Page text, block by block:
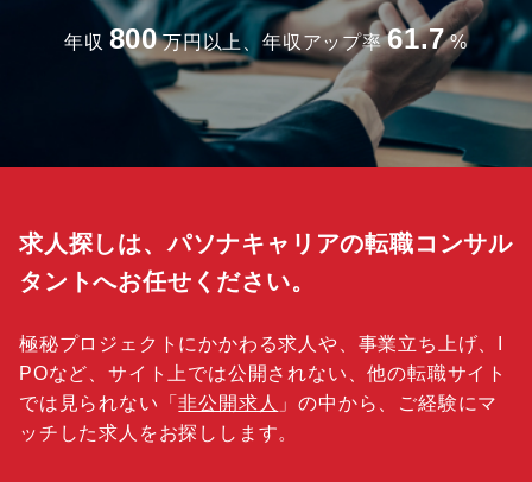
年収 800 万円以上、年収アップ率 61.7 %
求人探しは、パソナキャリアの転職コンサル
タントへお任せください。
極秘プロジェクトにかかわる求人や、事業立ち上げ、I
POなど、サイト上では公開されない、他の転職サイト
では見られない「非公開求人 」の中から、ご経験にマ
ッチした求人をお探しします。